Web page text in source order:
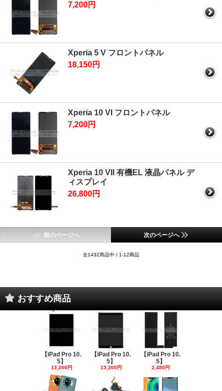
7,200円
Xperia 5 V フロントパネル
18,150円
Xperia 10 VI フロントパネル
7,200円
Xperia 10 VII 有機EL 液晶パネル デ
ィスプレイ
26,800円
前のページへ 次のページへ
全1432商品中 / 1-12商品
おすすめ商品
【iPad Pro 10.
5】
13,200円
【iPad Pro 10.
5】
13,200円
【iPad Pro 10.
5】
2,480円